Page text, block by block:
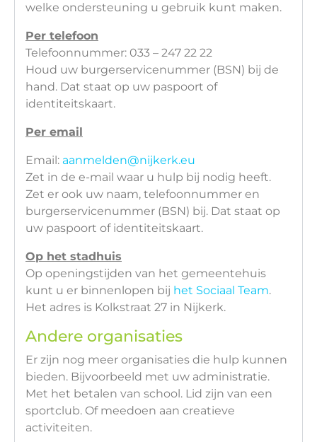
welke ondersteuning u gebruik kunt maken.
Per telefoon
Telefoonnummer: 033 – 247 22 22
Houd uw burgerservicenummer (BSN) bij de
hand. Dat staat op uw paspoort of
identiteitskaart.
Per email
Email: aanmelden@nijkerk.eu
Zet in de e-mail waar u hulp bij nodig heeft.
Zet er ook uw naam, telefoonnummer en
burgerservicenummer (BSN) bij. Dat staat op
uw paspoort of identiteitskaart.
Op het stadhuis
Op openingstijden van het gemeentehuis
kunt u er binnenlopen bij het Sociaal Team.
Het adres is Kolkstraat 27 in Nijkerk.
Andere organisaties
Er zijn nog meer organisaties die hulp kunnen
bieden. Bijvoorbeeld met uw administratie.
Met het betalen van school. Lid zijn van een
sportclub. Of meedoen aan creatieve
activiteiten.